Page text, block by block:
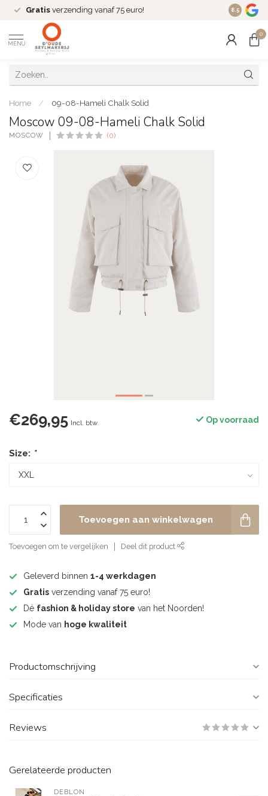
Gratis verzending vanaf 75 euro! Dé
8.5
MENU
0
Home / 09-08-Hameli Chalk Solid
Moscow 09-08-Hameli Chalk Solid
MOSCOW (0)
€269,95 Incl. btw Op voorraad
Size: *
Toevoegen aan winkelwagen
Toevoegen om te vergelijken Deel dit product
Geleverd binnen 1-4 werkdagen
Gratis verzending vanaf 75 euro!
Dé fashion & holiday store van het Noorden!
Mode van hoge kwaliteit
Productomschrijving
Specificaties
Reviews
Gerelateerde producten
DEBLON